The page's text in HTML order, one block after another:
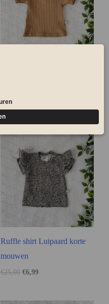
€26,00
Actie!
Ruffle shirt Luipaard korte
mouwen
€25,00 €6,99